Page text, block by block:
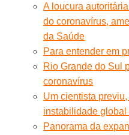
A loucura
do coronavírus,
da Saúde
Para entender em
Rio Grande do Sul
coronavírus
Um cientista
instabilidade
Panorama da